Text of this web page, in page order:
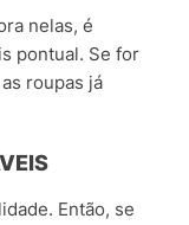
nelas, é
pontual. Se for
roupas já
Então, se